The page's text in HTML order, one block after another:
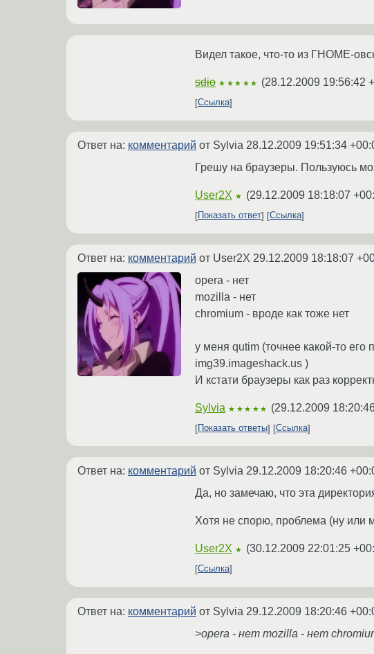
Видел такое, что-то из ГНОМЕ-
sdio ★★★★★ (28.12.2009 19:56:42
Ссылка
Ответ на: комментарий от Sylvia 28.12.2009 19:51:34
Грешу на браузеры. Пользуюсь
User2X ★ (29.12.2009 18:18:07
Показать ответ
Ссылка
Ответ на: комментарий от User2X 29.12.2009 18:18:07
opera - нет
mozilla - нет
chromium - вроде как тоже нет
у меня qutim (точнее какой-то его
img39.imageshack.us )
И кстати браузеры как раз
Sylvia ★★★★★ (29.12.2009
Показать ответы Ссылка
Ответ на: комментарий от Sylvia 29.12.2009 18:20:46
Да, но замечаю, что эта
Хотя не спорю, проблема (ну или
User2X ★ (30.12.2009 22:01:25
Ссылка
Ответ на: комментарий от Sylvia 29.12.2009 18:20:46
>opera - нет mozilla - нет